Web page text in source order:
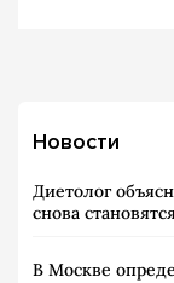
Новости
Диетолог
снова
В Москве